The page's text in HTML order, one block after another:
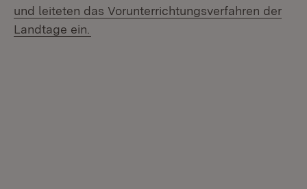
und leiteten das Vorunterrichtungsverfahren der
Landtage ein.